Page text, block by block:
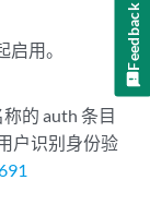
用。
的 auth 条目
户识别身份验
Feedback